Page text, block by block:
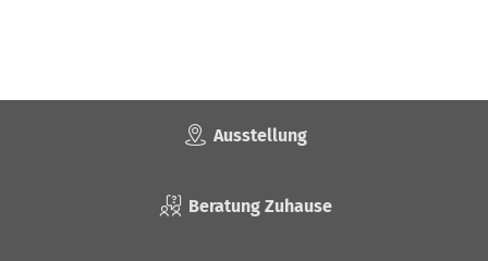
Ausstellung
Beratung Zuhause